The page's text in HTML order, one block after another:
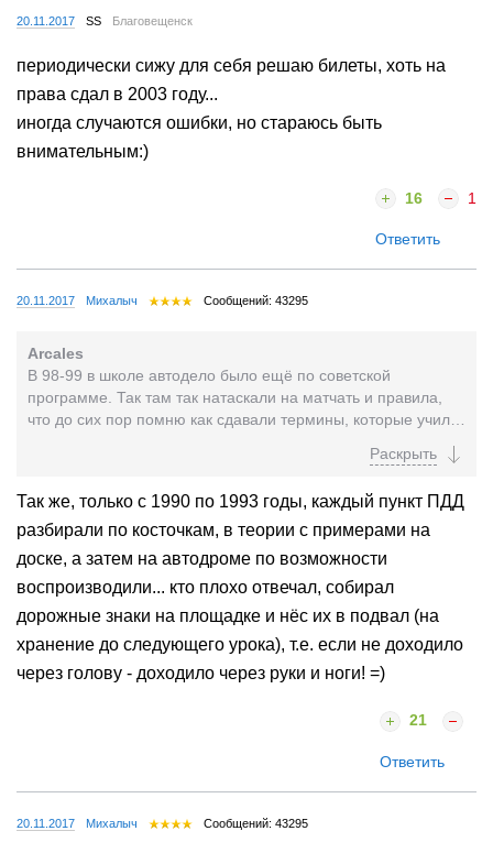
20.11.2017 SS Благовещенск
периодически сижу для себя решаю билеты, хоть на
права сдал в 2003 году...
иногда случаются ошибки, но стараюсь быть
внимательным:)
16 1
Ответить
20.11.2017 Миxaлыч Сообщений: 43295
Arcales
В 98-99 в школе автодело было ещё по советской
программе. Так там так натаскали на матчать и правила,
что до сих пор помню как сдавали термины, которые учили
Так же, только с 1990 по 1993 годы, каждый пункт ПДД
разбирали по косточкам, в теории с примерами на
доске, а затем на автодроме по возможности
воспроизводили... кто плохо отвечал, собирал
дорожные знаки на площадке и нёс их в подвал (на
хранение до следующего урока), т.е. если не доходило
через голову - доходило через руки и ноги! =)
21
Ответить
20.11.2017 Миxaлыч Сообщений: 43295